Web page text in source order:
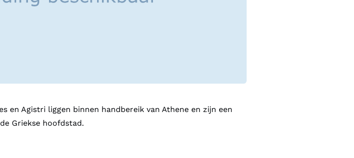
en Agistri liggen binnen handbereik van Athene en zijn een
Griekse hoofdstad.